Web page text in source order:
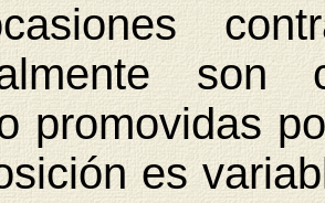
son
promovidas
es